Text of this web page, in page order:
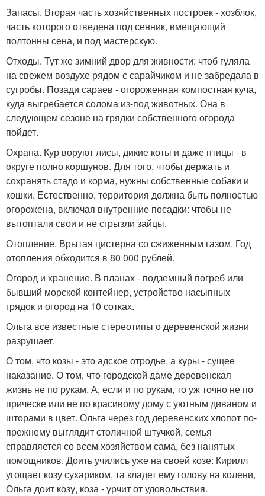
Запасы. Вторая часть хозяйственных построек - хозблок,
часть которого отведена под сенник, вмещающий
полтонны сена, и под мастерскую.
Отходы. Тут же зимний двор для живности: чтоб гуляла
на свежем воздухе рядом с сарайчиком и не забредала в
сугробы. Позади сараев - огороженная компостная куча,
куда выгребается солома из-под животных. Она в
следующем сезоне на грядки собственного огорода
пойдет.
Охрана. Кур воруют лисы, дикие коты и даже птицы - в
округе полно коршунов. Для того, чтобы держать и
сохранять стадо и корма, нужны собственные собаки и
кошки. Естественно, территория должна быть полностью
огорожена, включая внутренние посадки: чтобы не
вытоптали свои и не сгрызли зайцы.
Отопление. Врытая цистерна со сжиженным газом. Год
отопления обходится в 80 000 рублей.
Огород и хранение. В планах - подземный погреб или
бывший морской контейнер, устройство насыпных
грядок и огород на 10 сотках.
Ольга все известные стереотипы о деревенской жизни
разрушает.
О том, что козы - это адское отродье, а куры - сущее
наказание. О том, что городской даме деревенская
жизнь не по рукам. А, если и по рукам, то уж точно не по
прическе или не по красивому дому с уютным диваном и
шторами в цвет. Ольга через год деревенских хлопот по-
прежнему выглядит столичной штучкой, семья
справляется со всем хозяйством сама, без нанятых
помощников. Доить учились уже на своей козе: Кирилл
угощает козу сухариком, та кладет ему голову на колени,
Ольга доит козу, коза - урчит от удовольствия.